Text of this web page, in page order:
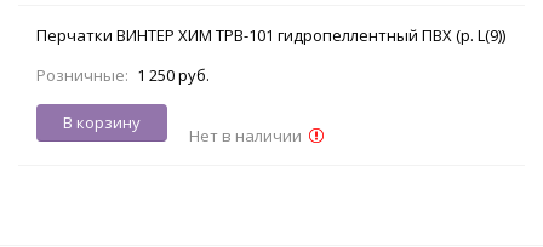
Перчатки ВИНТЕР ХИМ TPB-101 гидропеллентный ПВХ (р. L(9))
Розничные: 1 250 руб.
В корзину
Нет в наличии